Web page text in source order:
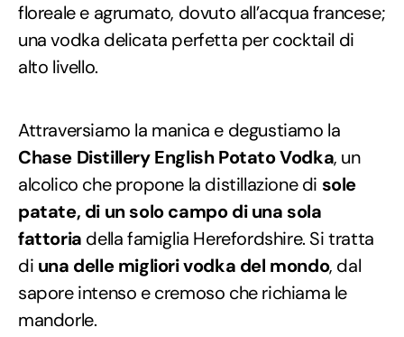
floreale e agrumato, dovuto all’acqua francese;
una vodka delicata perfetta per cocktail di
alto livello.
Attraversiamo la manica e degustiamo la
Chase Distillery English Potato Vodka, un
alcolico che propone la distillazione di sole
patate, di un solo campo di una sola
fattoria della famiglia Herefordshire. Si tratta
di una delle migliori vodka del mondo, dal
sapore intenso e cremoso che richiama le
mandorle.